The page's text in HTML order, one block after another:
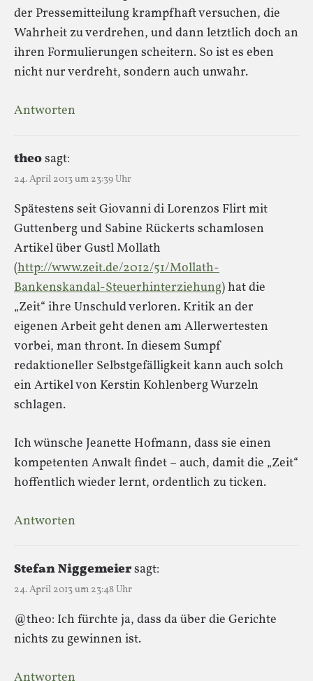
der Pressemitteilung krampfhaft versuchen, die
Wahrheit zu verdrehen, und dann letztlich doch an
ihren Formulierungen scheitern. So ist es eben
nicht nur verdreht, sondern auch unwahr.
Antworten
theosagt:
24. April 2013 um 23:39 Uhr
Spätestens seit Giovanni di Lorenzos Flirt mit
Guttenberg und Sabine Rückerts schamlosen
Artikel über Gustl Mollath
(http://www.zeit.de/2012/51/Mollath-
Bankenskandal-Steuerhinterziehung) hat die
„Zeit“ ihre Unschuld verloren. Kritik an der
eigenen Arbeit geht denen am Allerwertesten
vorbei, man thront. In diesem Sumpf
redaktioneller Selbstgefälligkeit kann auch solch
ein Artikel von Kerstin Kohlenberg Wurzeln
schlagen.
Ich wünsche Jeanette Hofmann, dass sie einen
kompetenten Anwalt findet – auch, damit die „Zeit“
hoffentlich wieder lernt, ordentlich zu ticken.
Antworten
Stefan Niggemeiersagt:
24. April 2013 um 23:48 Uhr
@theo: Ich fürchte ja, dass da über die Gerichte
nichts zu gewinnen ist.